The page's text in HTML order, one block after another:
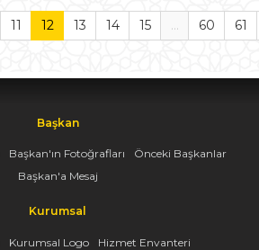
11 12 13 14 15 ... 60 61
Başkan
Başkan'ın Fotoğrafları
Önceki Başkanlar
Başkan'a Mesaj
Kurumsal
Kurumsal Logo
Hizmet Envanteri